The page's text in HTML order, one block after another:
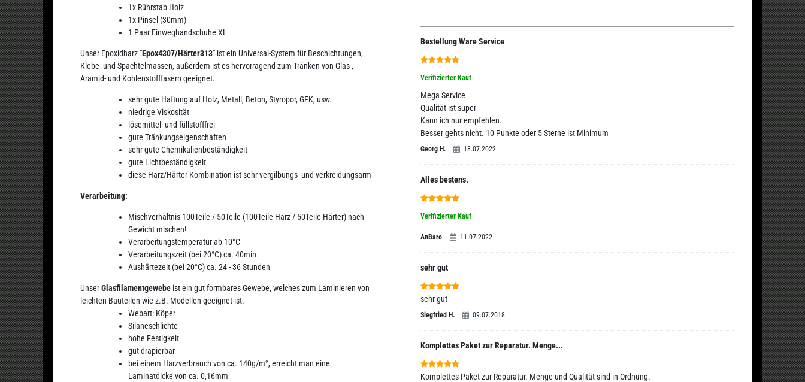
1x Rührstab Holz
1x Pinsel (30mm)
1 Paar Einweghandschuhe XL
Unser Epoxidharz "Epox4307/Härter313" ist ein Universal-System für Beschichtungen,
Klebe- und Spachtelmassen, außerdem ist es hervorragend zum Tränken von Glas-,
Aramid- und Kohlenstofffasern geeignet.
sehr gute Haftung auf Holz, Metall, Beton, Styropor, GFK, usw.
niedrige Viskosität
lösemittel- und füllstofffrei
gute Tränkungseigenschaften
sehr gute Chemikalienbeständigkeit
gute Lichtbeständigkeit
diese Harz/Härter Kombination ist sehr vergilbungs- und verkreidungsarm
Verarbeitung:
Mischverhältnis 100Teile / 50Teile (100Teile Harz / 50Teile Härter) nach
Gewicht mischen!
Verarbeitungstemperatur ab 10°C
Verarbeitungszeit (bei 20°C) ca. 40min
Aushärtezeit (bei 20°C) ca. 24 - 36 Stunden
UnserGlasfilamentgewebe ist ein gut formbares Gewebe, welches zum Laminieren von
leichten Bauteilen wie z.B. Modellen geeignet ist.
Webart: Köper
Silaneschlichte
hohe Festigkeit
gut drapierbar
bei einem Harzverbrauch von ca. 140g/m², erreicht man eine
Laminatdicke von ca. 0,16mm
Bestellung Ware Service
Verifizierter Kauf
Mega Service
Qualität ist super
Kann ich nur empfehlen.
Besser gehts nicht. 10 Punkte oder 5 Sterne ist Minimum
Georg H. 18.07.2022
Alles bestens.
Verifizierter Kauf
AnBaro 11.07.2022
sehr gut
sehr gut
Siegfried H. 09.07.2018
Komplettes Paket zur Reparatur. Menge...
Komplettes Paket zur Reparatur. Menge und Qualität sind in Ordnung.